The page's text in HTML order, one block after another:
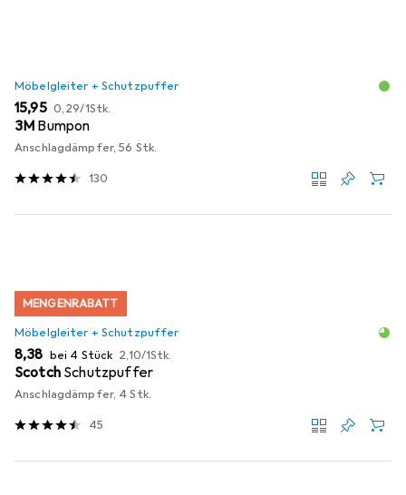
Möbelgleiter + Schutzpuffer
EUR
15,95 EUR
0,29/1Stk.
3M Bumpon
Anschlagdämpfer, 56 Stk.
130
MENGENRABATT
Möbelgleiter + Schutzpuffer
EUR
8,38 bei 4 Stück EUR
2,10/1Stk.
Scotch Schutzpuffer
Anschlagdämpfer, 4 Stk.
45